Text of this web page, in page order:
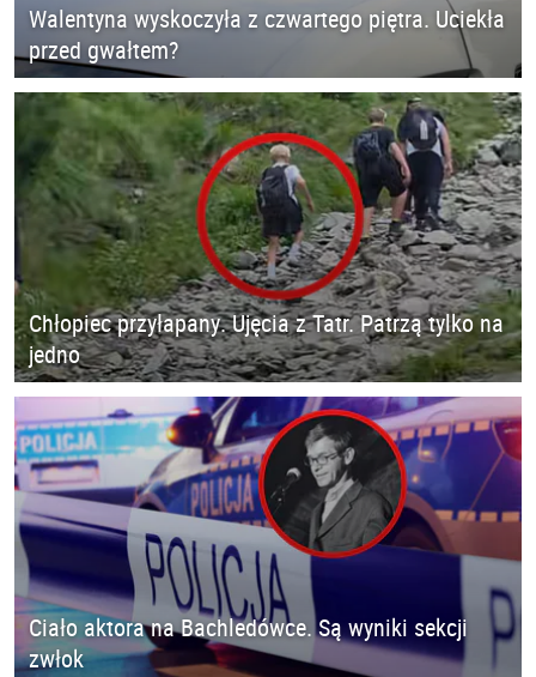
Walentyna wyskoczyła z czwartego piętra. Uciekła
przed gwałtem?
Chłopiec przyłapany. Ujęcia z Tatr. Patrzą tylko na
jedno
Ciało aktora na Bachledówce. Są wyniki sekcji
zwłok